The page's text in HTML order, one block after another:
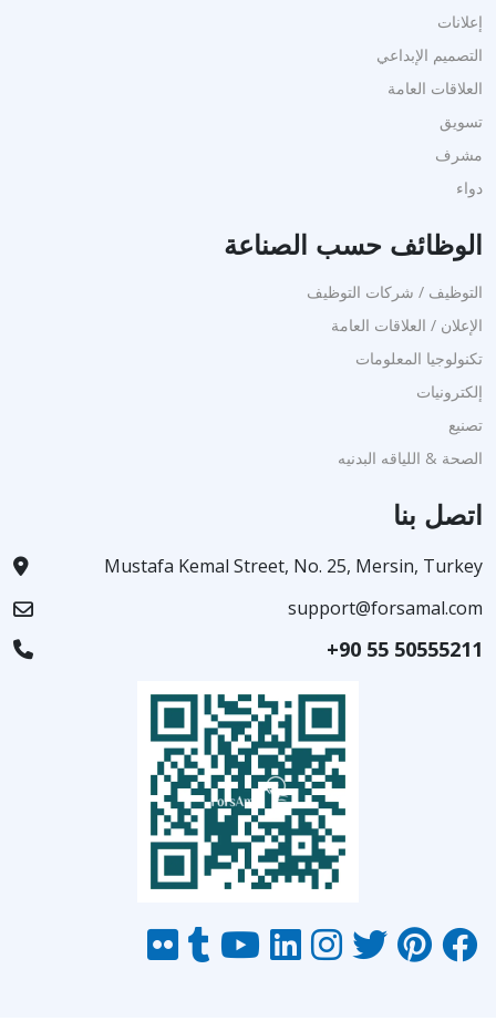
إعلانات
التصميم الإبداعي
العلاقات العامة
تسويق
مشرف
دواء
الوظائف حسب الصناعة
التوظيف / شركات التوظيف
الإعلان / العلاقات العامة
تكنولوجيا المعلومات
إلكترونيات
تصنيع
الصحة & اللياقه البدنيه
اتصل بنا
Mustafa Kemal Street, No. 25, Mersin, Turkey
support@forsamal.com
+90 55 50555211